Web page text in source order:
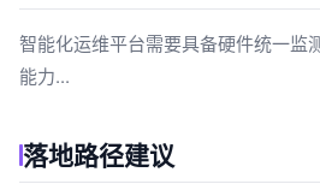
智能化运维平台需要具备硬件统一监
能力...
落地路径建议